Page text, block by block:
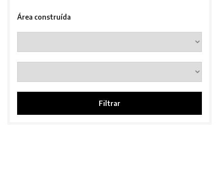
Área construída
Filtrar